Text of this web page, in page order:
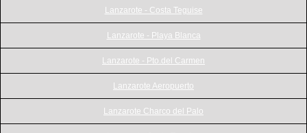
Lanzarote - Costa Teguise
Lanzarote - Playa Blanca
Lanzarote - Pto.del Carmen
Lanzarote Aeropuerto
Lanzarote Charco del Palo